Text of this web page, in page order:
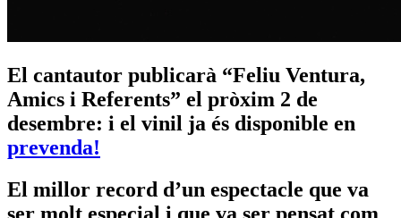
El cantautor publicarà “Feliu Ventura,
Amics i Referents” el pròxim 2 de
desembre: i el vinil ja és disponible en
prevenda!
El millor record d’un espectacle que va